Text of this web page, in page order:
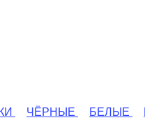
ЧЁРНЫЕ БЕЛЫЕ